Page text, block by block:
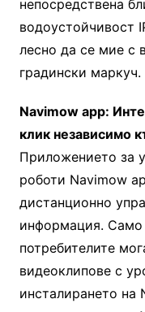
непосредствена
водоустойчивост
лесно да се мие с
градински маркуч.
Navimow app:
клик независимо
Приложението за
роботи Navimow
дистанционно
информация. Само
потребителите
видеоклипове с
инсталирането на